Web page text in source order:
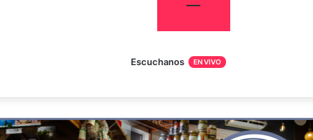
Escuchanos EN VIVO